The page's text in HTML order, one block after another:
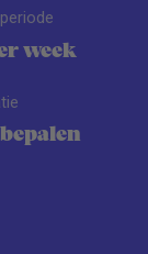
week